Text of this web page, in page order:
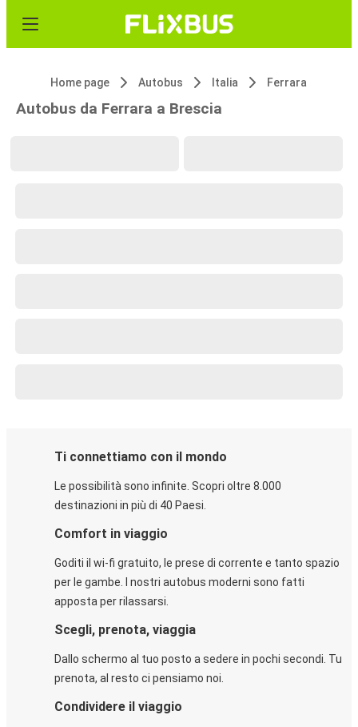
Home page Autobus Italia Ferrara
Autobus da Ferrara a Brescia
Ti connettiamo con il mondo
Le possibilità sono infinite. Scopri oltre 8.000
destinazioni in più di 40 Paesi.
Comfort in viaggio
Goditi il wi-fi gratuito, le prese di corrente e tanto spazio
per le gambe. I nostri autobus moderni sono fatti
apposta per rilassarsi.
Scegli, prenota, viaggia
Dallo schermo al tuo posto a sedere in pochi secondi. Tu
prenota, al resto ci pensiamo noi.
Condividere il viaggio